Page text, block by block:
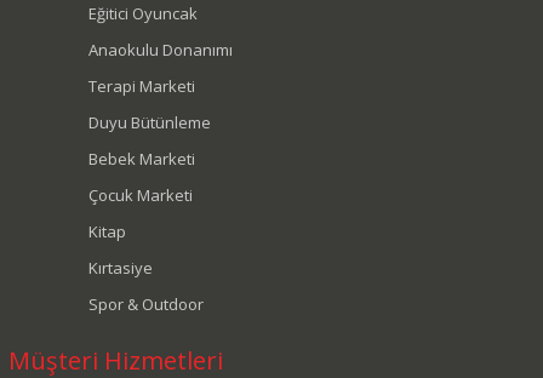
Eğitici Oyuncak
Anaokulu Donanımı
Terapi Marketi
Duyu Bütünleme
Bebek Marketi
Çocuk Marketi
Kitap
Kırtasiye
Spor & Outdoor
Müşteri Hizmetleri